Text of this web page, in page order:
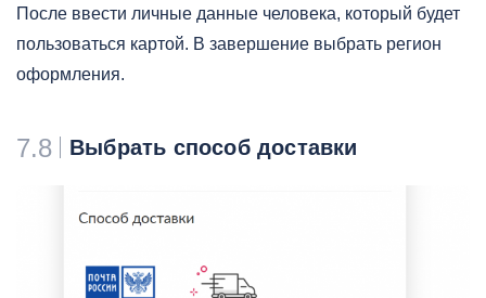
После ввести личные данные человека, который будет
пользоваться картой. В завершение выбрать регион
оформления.
7.8 Выбрать способ доставки